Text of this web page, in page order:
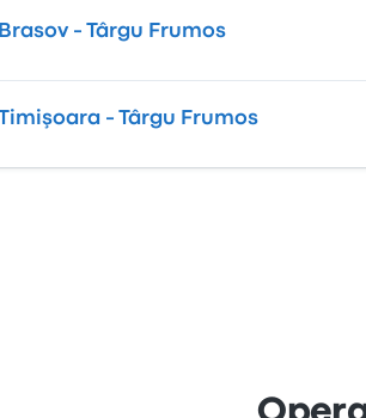
Brasov - Târgu Frumos
Timişoara - Târgu Frumos